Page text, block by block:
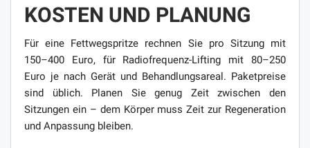
KOSTEN UND PLANUNG
Für eine Fettwegspritze rechnen Sie pro Sitzung mit
150–400 Euro, für Radiofrequenz-Lifting mit 80–250
Euro je nach Gerät und Behandlungsareal. Paketpreise
sind üblich. Planen Sie genug Zeit zwischen den
Sitzungen ein – dem Körper muss Zeit zur Regeneration
und Anpassung bleiben.